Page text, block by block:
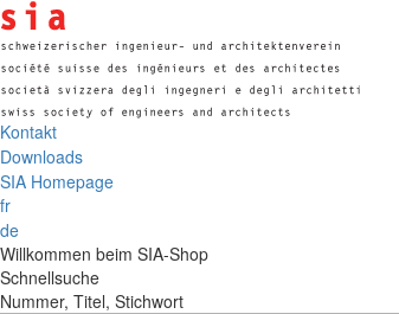
Kontakt
Downloads
SIA Homepage
fr
de
Willkommen beim SIA-Shop
Schnellsuche
Nummer, Titel, Stichwort